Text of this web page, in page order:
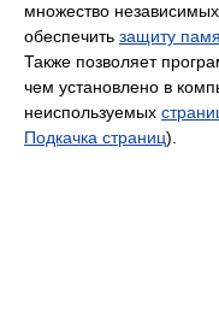
множество
обеспечить защиту
Также позволяет
чем установлено в
неиспользуемых
Подкачка страниц).